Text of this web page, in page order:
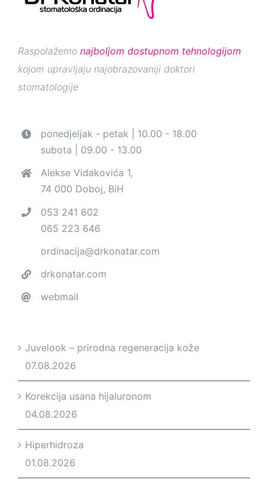
Raspolažemo najboljom dostupnom tehnologijom
kojom upravljaju najobrazovaniji doktori
stomatologije
ponedjeljak - petak | 10.00 - 18.00
subota | 09.00 - 13.00
Alekse Vidakovića 1,
74 000 Doboj, BiH
053 241 602
065 223 646
ordinacija@drkonatar.com
drkonatar.com
webmail
Juvelook – prirodna regeneracija kože
07.08.2026
Korekcija usana hijaluronom
04.08.2026
Hiperhidroza
01.08.2026